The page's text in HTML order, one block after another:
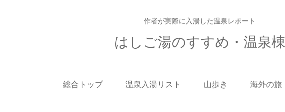
作者が実際に入湯した温泉レポート
はしご湯のすすめ・温泉棟
総合トップ 温泉入湯リスト 山歩き 海外の旅